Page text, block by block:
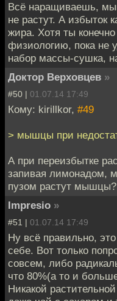
Всё наращиваешь,
не растут. А избыток
жира. Хотя ты
физиологию, пока не
набор массы-сушка,
Доктор Верховцев »
#50 | 01.07.14 17:49
Кому: kirillkor, #49
> мышцы при
А при переизбытке
запивая лимонадом,
пузом растут мышцы?
Impresio »
#51 | 01.07.14 17:49
Ну всё правильно,
себе. Вот только
совсем, либо
что 80%(а то и
Никакой